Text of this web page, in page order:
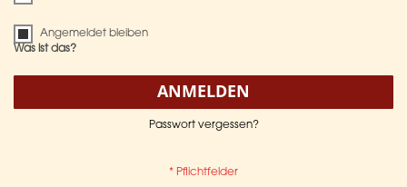
Angemeldet bleiben
Was ist das?
ANMELDEN
Passwort vergessen?